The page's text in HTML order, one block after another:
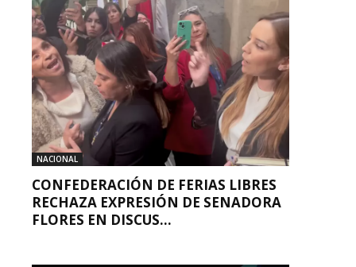
NACIONAL
CONFEDERACIÓN DE FERIAS LIBRES
RECHAZA EXPRESIÓN DE SENADORA
FLORES EN DISCUS...